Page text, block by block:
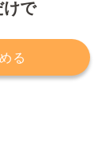
けで
る
会社